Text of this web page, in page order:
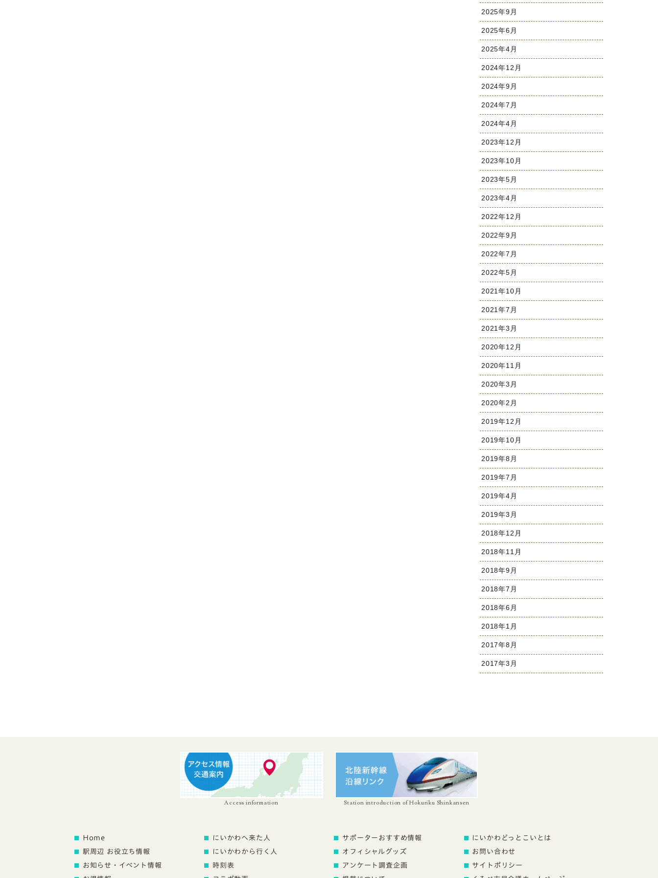
2025年9月
2025年6月
2025年4月
2024年12月
2024年9月
2024年7月
2024年4月
2023年12月
2023年10月
2023年5月
2023年4月
2022年12月
2022年9月
2022年7月
2022年5月
2021年10月
2021年7月
2021年3月
2020年12月
2020年11月
2020年3月
2020年2月
2019年12月
2019年10月
2019年8月
2019年7月
2019年4月
2019年3月
2018年12月
2018年11月
2018年9月
2018年7月
2018年6月
2018年1月
2017年8月
2017年3月
Access information Station introduction of Hokuriku Shinkansen
Home
駅周辺 お役立ち情報
お知らせ・イベント情報
にいかわへ来た人
にいかわから行く人
時刻表
サポーターおすすめ情報
オフィシャルグッズ
アンケート調査企画
にいかわどっとこいとは
お問い合わせ
サイトポリシー